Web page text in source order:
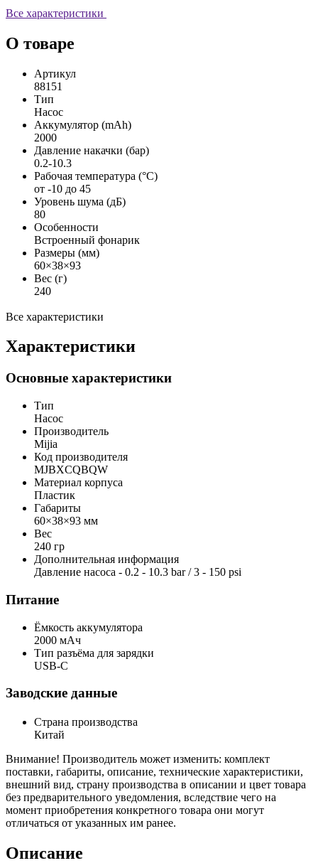
Все характеристики
О товаре
Артикул
88151
Тип
Насос
Аккумулятор (mAh)
2000
Давление накачки (бар)
0.2-10.3
Рабочая температура (°C)
от -10 до 45
Уровень шума (дБ)
80
Особенности
Встроенный фонарик
Размеры (мм)
60×38×93
Вес (г)
240
Все характеристики
Характеристики
Основные характеристики
Тип
Насос
Производитель
Mijia
Код производителя
MJBXCQBQW
Материал корпуса
Пластик
Габариты
60×38×93 мм
Вес
240 гр
Дополнительная информация
Давление насоса - 0.2 - 10.3 bar / 3 - 150 psi
Питание
Ёмкость аккумулятора
2000 мАч
Тип разъёма для зарядки
USB-C
Заводские данные
Страна производства
Китай
Внимание! Производитель может изменить: комплект
поставки, габариты, описание, технические характеристики,
внешний вид, страну производства в описании и цвет товара
без предварительного уведомления, вследствие чего на
момент приобретения конкретного товара они могут
отличаться от указанных им ранее.
Описание